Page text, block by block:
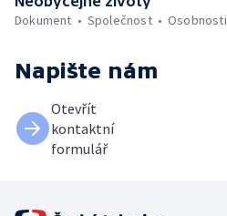
Dokument
Společnost Osobnosti
Napište nám
Otevřít
kontaktní
formulář